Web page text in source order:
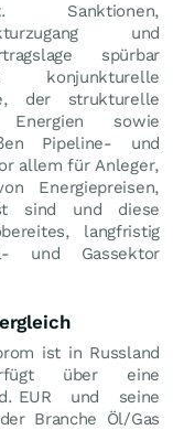
Sanktionen,
und
spürbar
konjunkturelle
der strukturelle
sowie
Pipeline- und
allem für Anleger,
Energiepreisen,
sind und diese
langfristig
und Gassektor
ist in Russland
über eine
EUR und seine
Branche Öl/Gas